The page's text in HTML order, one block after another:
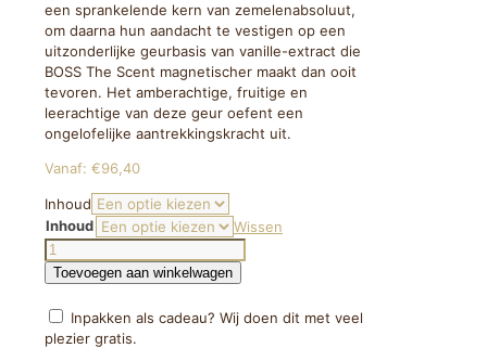
een sprankelende kern van zemelenabsoluut,
om daarna hun aandacht te vestigen op een
uitzonderlijke geurbasis van vanille-extract die
BOSS The Scent magnetischer maakt dan ooit
tevoren. Het amberachtige, fruitige en
leerachtige van deze geur oefent een
ongelofelijke aantrekkingskracht uit.
Vanaf: €96,40
Inhoud
Inhoud
Wissen
HUGO
BOSS
THE
SCENT
MAGNETIC
FOR
Toevoegen aan winkelwagen
Inpakken als cadeau? Wij doen dit met veel
plezier gratis.